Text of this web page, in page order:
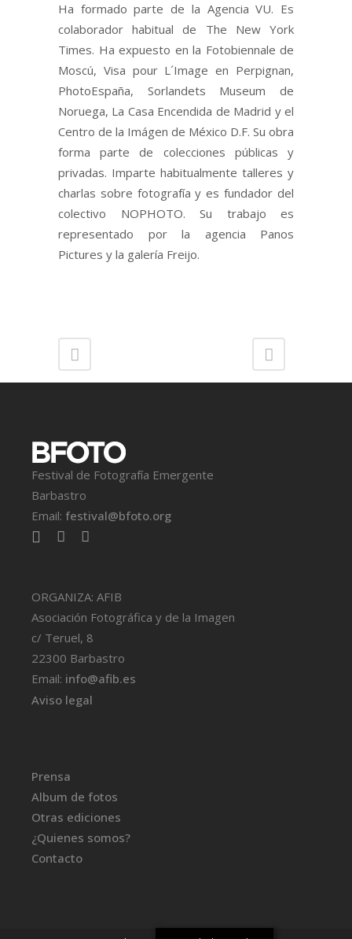
Ha formado parte de la Agencia VU. Es
colaborador habitual de The New York
Times. Ha expuesto en la Fotobiennale de
Moscú, Visa pour L´Image en Perpignan,
PhotoEspaña, Sorlandets Museum de
Noruega, La Casa Encendida de Madrid y el
Centro de la Imágen de México D.F. Su obra
forma parte de colecciones públicas y
privadas. Imparte habitualmente talleres y
charlas sobre fotografía y es fundador del
colectivo NOPHOTO. Su trabajo es
representado por la agencia Panos
Pictures y la galería Freijo.
Festival de Fotografía Emergente
Barbastro
Email: festival@bfoto.org
ORGANIZA: AFIB
Asociación Fotográfica y de la Imagen
c/ Teruel, 8
22300 Barbastro
Email: info@afib.es
Aviso legal
Prensa
Album de fotos
Otras ediciones
¿Quienes somos?
Contacto